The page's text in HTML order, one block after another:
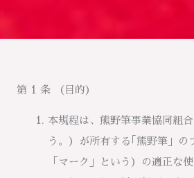
第 1 条 （目的）
本規程は、熊野筆事業協同組
う。）が所有する｢熊野筆」の
「マーク」という）の適正な